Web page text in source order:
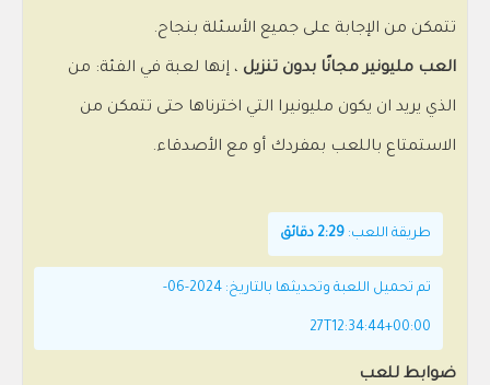
تتمكن من الإجابة على جميع الأسئلة بنجاح.
العب مليونير مجانًا بدون تنزيل ، إنها لعبة في الفئة: من
الذي يريد ان يكون مليونيرا التي اخترناها حتى تتمكن من
الاستمتاع باللعب بمفردك أو مع الأصدقاء.
طريقة اللعب: 2:29 دقائق
تم تحميل اللعبة وتحديثها بالتاريخ: 2024-06-
27T12:34:44+00:00
ضوابط للعب